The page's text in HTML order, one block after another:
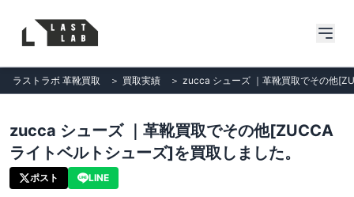
ラストラボ 革靴買取 ＞ 買取実績 ＞ zucca シューズ ｜革靴買取でその他
zucca シューズ ｜革靴買取でその他[ZUCCA
ライトベルトシューズ]を買取しました。
ポスト LINE